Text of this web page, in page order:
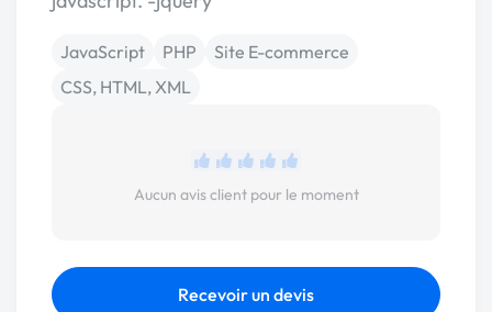
JavaScript PHP
Site E-commerce
CSS, HTML, XML
Aucun avis client pour le moment
Recevoir un devis